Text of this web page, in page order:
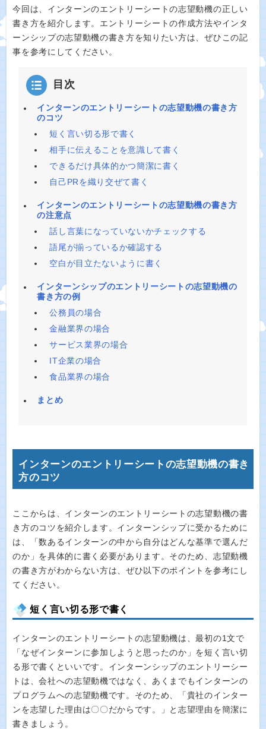
今回は、インターンのエントリーシートの志望動機の正しい
書き方を紹介します。エントリーシートの作成方法やインタ
ーンシップの志望動機の書き方を知りたい方は、ぜひこの記
事を参考にしてください。
目次
インターンのエントリーシートの志望動機の書き方
のコツ
短く言い切る形で書く
相手に伝えることを意識して書く
できるだけ具体的かつ簡潔に書く
自己PRを織り交ぜて書く
インターンのエントリーシートの志望動機の書き方
の注意点
話し言葉になっていないかチェックする
語尾が揃っているか確認する
空白が目立たないように書く
インターンシップのエントリーシートの志望動機の
書き方の例
公務員の場合
金融業界の場合
サービス業界の場合
IT企業の場合
食品業界の場合
まとめ
インターンのエントリーシートの志望動機の書き
方のコツ
ここからは、インターンのエントリーシートの志望動機の書
き方のコツを紹介します。インターンシップに受かるために
は、「数あるインターンの中から自分はどんな基準で選んだ
のか」を具体的に書く必要があります。そのため、志望動機
の書き方がわからない方は、ぜひ以下のポイントを参考にし
てください。
短く言い切る形で書く
インターンのエントリーシートの志望動機は、最初の1文で
「なぜインターンに参加しようと思ったのか」を短く言い切
る形で書くといいです。インターンシップのエントリーシー
トは、会社への志望動機ではなく、あくまでもインターンの
プログラムへの志望動機です。そのため、「貴社のインター
ンを志望した理由は〇〇だからです。」と志望理由を簡潔に
書きましょう。